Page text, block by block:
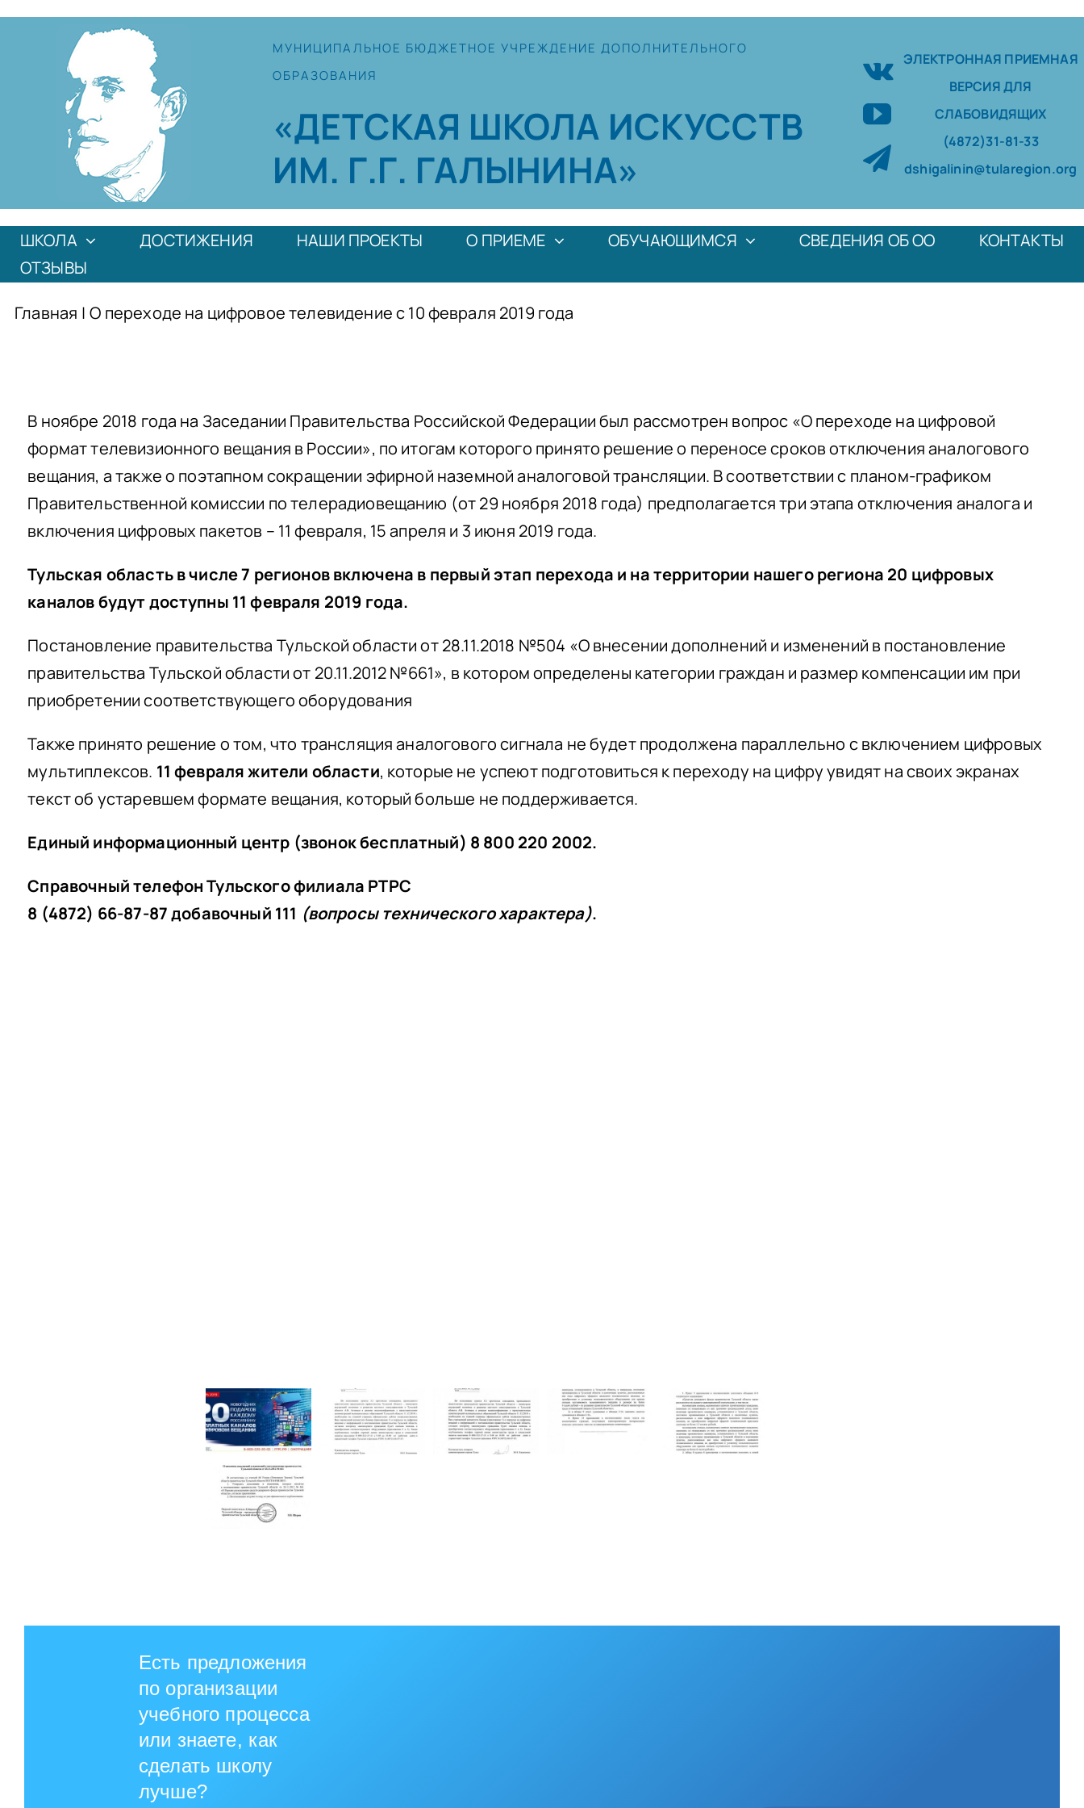
Skip
МУНИЦИПАЛЬНОЕ БЮДЖЕТНОЕ УЧРЕЖДЕНИЕДОПОЛНИТЕЛЬНОГО
ОБРАЗОВАНИЯ
«ДЕТСКАЯ ШКОЛА ИСКУССТВ
ИМ. Г.Г. ГАЛЫНИНА»
ЭЛЕКТРОННАЯ ПРИЕМНАЯ
ВЕРСИЯ ДЛЯ
СЛАБОВИДЯЩИХ
(4872)31-81-33
dshigalinin@tularegion.org
ШКОЛА ДОСТИЖЕНИЯ НАШИ ПРОЕКТЫ О ПРИЕМЕ ОБУЧАЮЩИМСЯ СВЕДЕНИЯ ОБ ОО
КОНТАКТЫ
ОТЗЫВЫ
Главная | О переходе на цифровое телевидение с 10 февраля 2019 года
В ноябре 2018 года на Заседании Правительства Российской Федерации был рассмотрен вопрос «О переходе на цифровой
формат телевизионного вещания в России», по итогам которого принято решение о переносе сроков отключения аналогового
вещания, а также о поэтапном сокращении эфирной наземной аналоговой трансляции. В соответствии с планом-графиком
Правительственной комиссии по телерадиовещанию (от 29 ноября 2018 года) предполагается три этапа отключения аналога и
включения цифровых пакетов – 11 февраля, 15 апреля и 3 июня 2019 года.
Тульская область в числе 7 регионов включена в первый этап перехода и на территории нашего региона 20 цифровых
каналов будут доступны 11 февраля 2019 года.
Постановление правительства Тульской области от 28.11.2018 №504 «О внесении дополнений и изменений в постановление
правительства Тульской области от 20.11.2012 №661», в котором определены категории граждан и размер компенсации им при
приобретении соответствующего оборудования
Также принято решение о том, что трансляция аналогового сигнала не будет продолжена параллельно с включением цифровых
мультиплексов. 11 февраля жители области, которые не успеют подготовиться к переходу на цифру увидят на своих экранах
текст об устаревшем формате вещания, который больше не поддерживается.
Единый информационный центр (звонок бесплатный) 8 800 220 2002.
Справочный телефон Тульского филиала РТРС
8 (4872) 66-87-87 добавочный 111 (вопросы технического характера).
Есть предложения
по организации
учебного процесса
или знаете, как
сделать школу
лучше?